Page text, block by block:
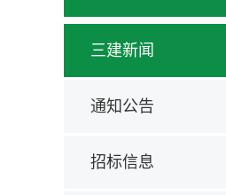
三建新闻
通知公告
招标信息